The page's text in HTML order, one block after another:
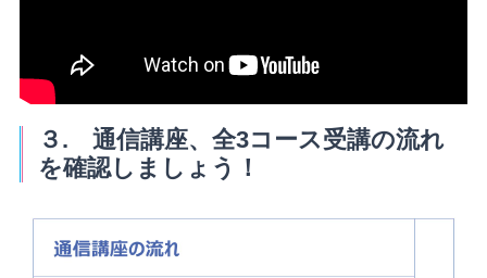
encrypted-media; gyroscope; picture-in-picture"
allowfullscreen>
３. 通信講座、全3コース受講の流れ
を確認しましょう！